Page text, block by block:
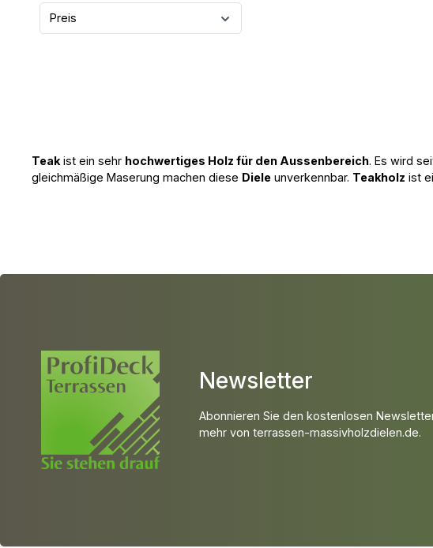
Preis
Teak ist ein sehr hochwertiges Holz für den Aussenbereich. Es wird
gleichmäßige Maserung machen diese Diele unverkennbar. Teakholz ist
Newsletter
Abonnieren Sie den kostenlosen
mehr von terrassen-massivholzdielen.de.